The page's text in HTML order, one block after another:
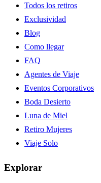
Todos los retiros
Exclusividad
Blog
Como llegar
FAQ
Agentes de Viaje
Eventos Corporativos
Boda Desierto
Luna de Miel
Retiro Mujeres
Viaje Solo
Explorar